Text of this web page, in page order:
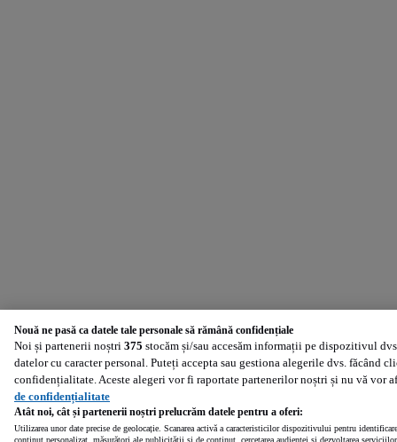
Nouă ne pasă ca datele tale personale să rămână confidențiale
Noi și partenerii noștri 375 stocăm și/sau accesăm informații pe dispozitivul
datelor cu caracter personal. Puteți accepta sau gestiona alegerile dvs. făcând
confidențialitate. Aceste alegeri vor fi raportate partenerilor noștri și nu vă vor
de confidențialitate
Atât noi, cât și partenerii noștri prelucrăm datele pentru a oferi:
Utilizarea unor date precise de geolocație. Scanarea activă a caracteristicilor dispozitivului pentru
conținut personalizat, măsurători ale publicității și de conținut, cercetarea audienței și dezvoltarea